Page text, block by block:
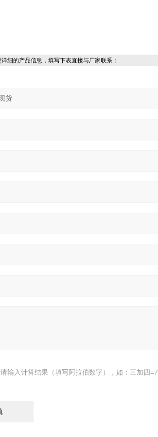
细的产品信息，填写下表直接与厂家联系：
请输入计算结果（填写阿拉伯数字），如：三加四=7